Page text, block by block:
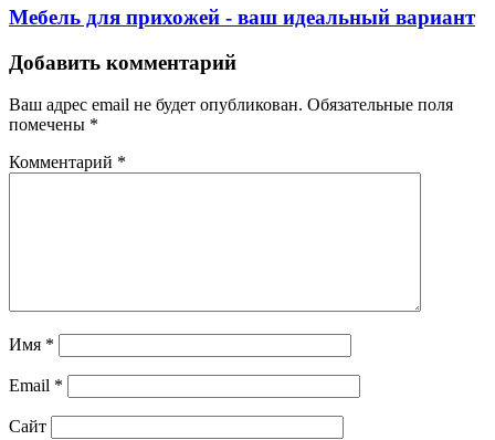
Мебель для прихожей - ваш идеальный вариант
Добавить комментарий
Ваш адрес email не будет опубликован. Обязательные поля
помечены *
Комментарий *
Имя *
Email *
Сайт